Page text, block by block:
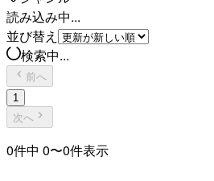
読み込み中...
並び替え
検索中...
前へ
1
次へ
0件中 0〜0件表示